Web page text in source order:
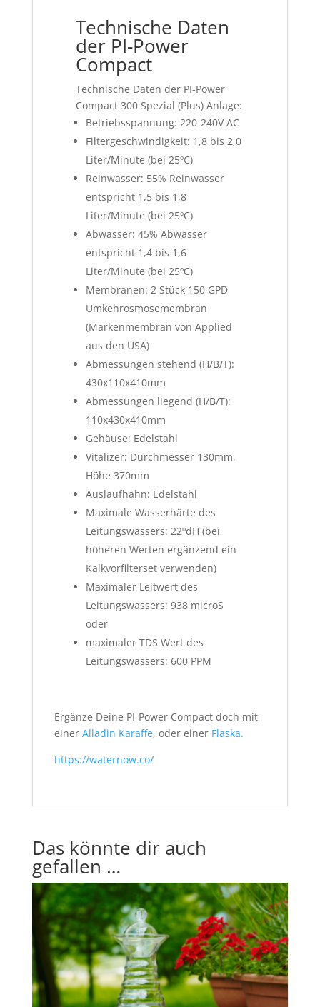
Technische Daten
der PI-Power
Compact
Technische Daten der PI-Power
Compact 300 Spezial (Plus) Anlage:
Betriebsspannung: 220-240V AC
Filtergeschwindigkeit: 1,8 bis 2,0
Liter/Minute (bei 25ºC)
Reinwasser: 55% Reinwasser
entspricht 1,5 bis 1,8
Liter/Minute (bei 25ºC)
Abwasser: 45% Abwasser
entspricht 1,4 bis 1,6
Liter/Minute (bei 25ºC)
Membranen: 2 Stück 150 GPD
Umkehrosmosemembran
(Markenmembran von Applied
aus den USA)
Abmessungen stehend (H/B/T):
430x110x410mm
Abmessungen liegend (H/B/T):
110x430x410mm
Gehäuse: Edelstahl
Vitalizer: Durchmesser 130mm,
Höhe 370mm
Auslaufhahn: Edelstahl
Maximale Wasserhärte des
Leitungswassers: 22ºdH (bei
höheren Werten ergänzend ein
Kalkvorfilterset verwenden)
Maximaler Leitwert des
Leitungswassers: 938 microS
oder
maximaler TDS Wert des
Leitungswassers: 600 PPM
Ergänze Deine PI-Power Compact doch mit
einer Alladin Karaffe, oder einer Flaska.
https://waternow.co/
Das könnte dir auch
gefallen …